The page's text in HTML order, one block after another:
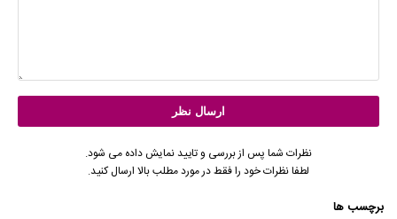
نظرات شما پس از بررسی و تایید نمایش داده می شود.
لطفا نظرات خود را فقط در مورد مطلب بالا ارسال کنید.
برچسب ها